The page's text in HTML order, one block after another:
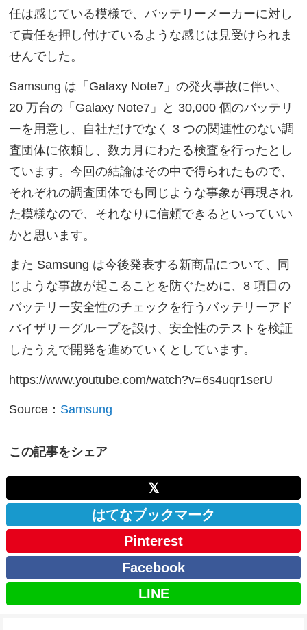
任は感じている模様で、バッテリーメーカーに対し
て責任を押し付けているような感じは見受けられま
せんでした。
Samsung は「Galaxy Note7」の発火事故に伴い、
20 万台の「Galaxy Note7」と 30,000 個のバッテリ
ーを用意し、自社だけでなく 3 つの関連性のない調
査団体に依頼し、数カ月にわたる検査を行ったとし
ています。今回の結論はその中で得られたもので、
それぞれの調査団体でも同じような事象が再現され
た模様なので、それなりに信頼できるといっていい
かと思います。
また Samsung は今後発表する新商品について、同
じような事故が起こることを防ぐために、8 項目の
バッテリー安全性のチェックを行うバッテリーアド
バイザリーグループを設け、安全性のテストを検証
したうえで開発を進めていくとしています。
https://www.youtube.com/watch?v=6s4uqr1serU
Source： Samsung
この記事をシェア
𝕏
はてなブックマーク
Pinterest
Facebook
LINE